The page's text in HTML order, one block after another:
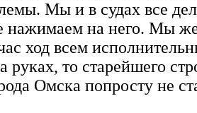
Мы и в судах все
нажимаем на него. Мы
ход всем
руках, то старейшего
Омска попросту не